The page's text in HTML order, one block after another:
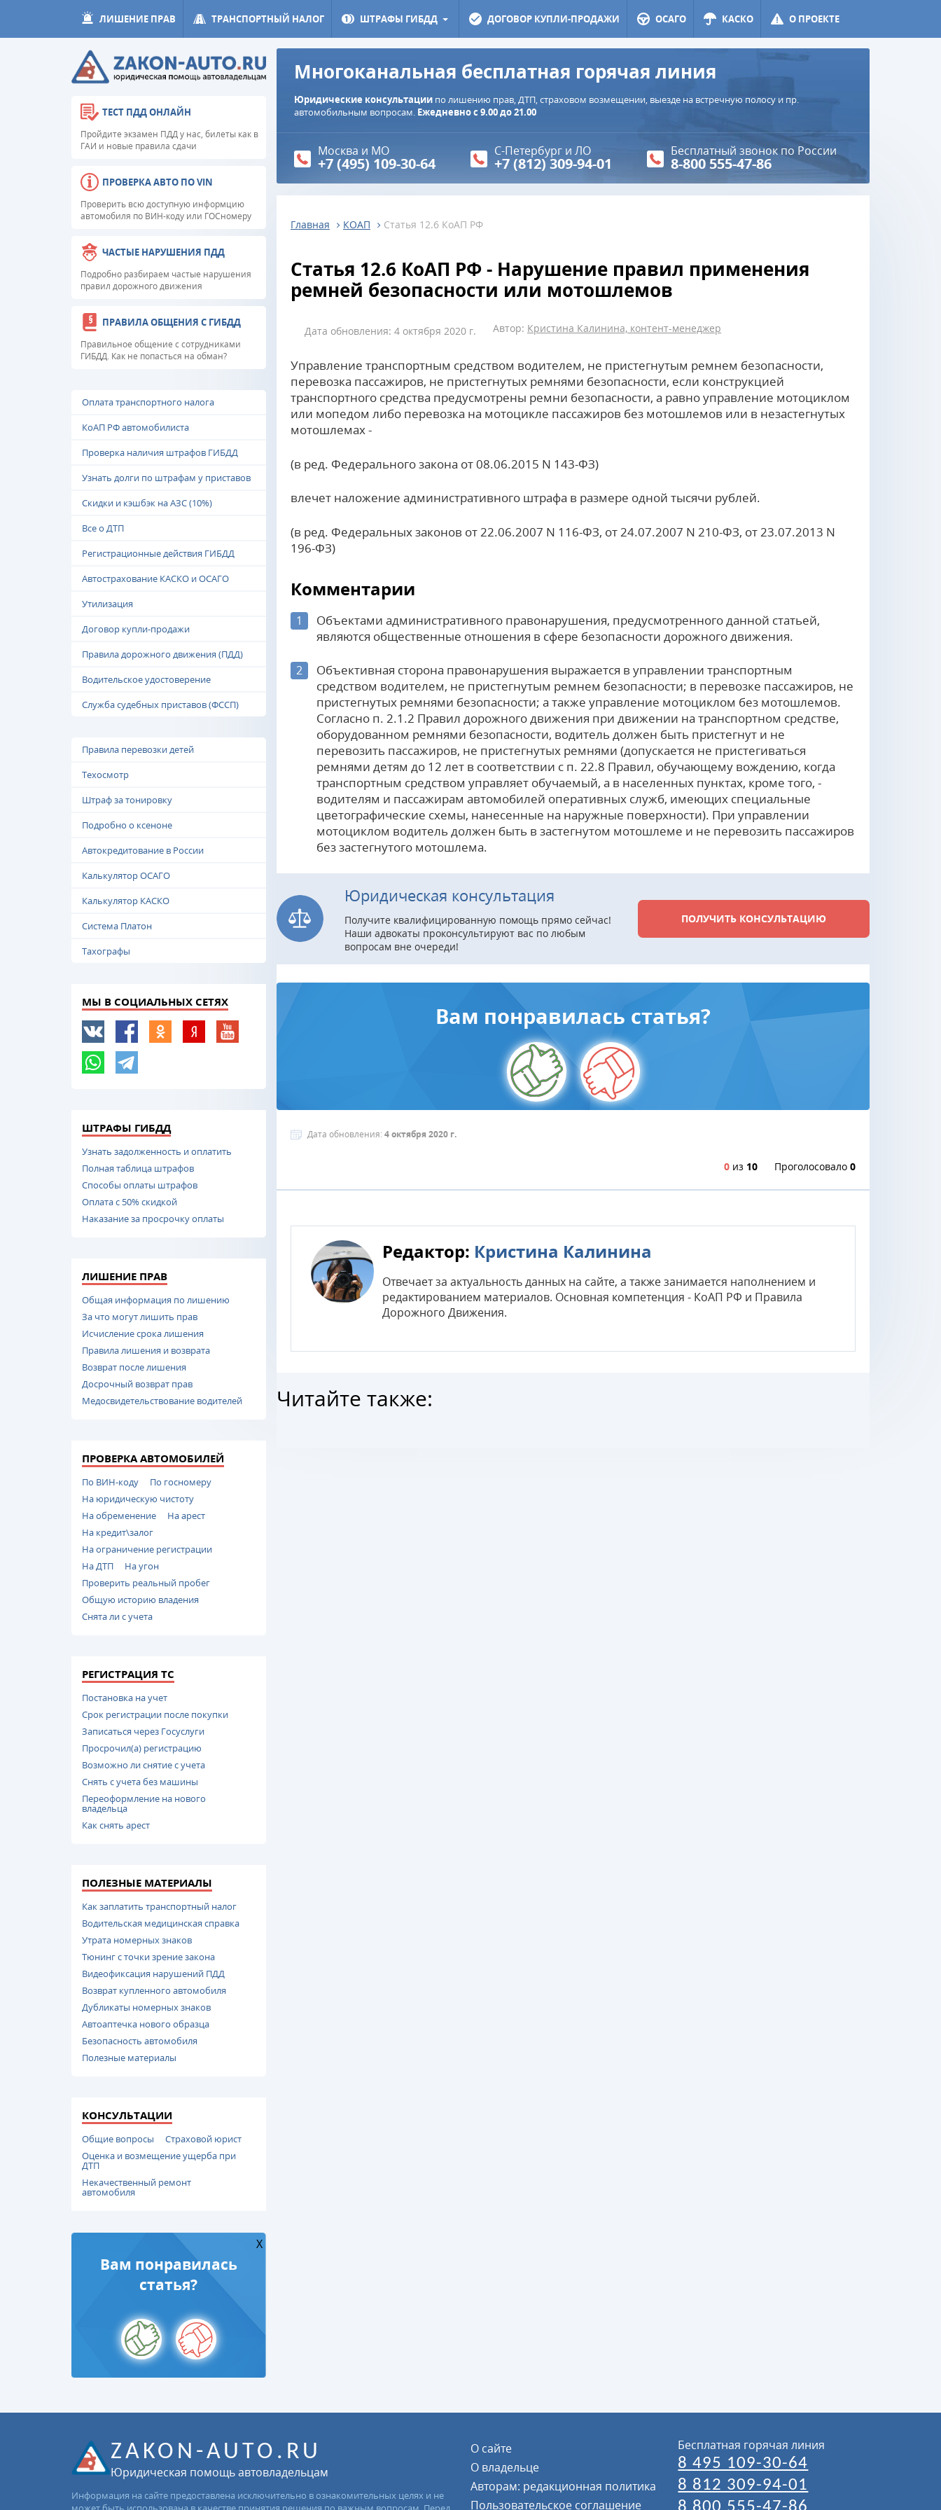
ЛИШЕНИЕ ПРАВ ТРАНСПОРТНЫЙ НАЛОГ ШТРАФЫ ГИБДД ДОГОВОР КУПЛИ-ПРОДАЖИ ОСАГО КАСКО О ПРОЕКТЕ
Многоканальная бесплатная горячая линия
Юридические консультации по лишению прав, ДТП, страховом возмещении, выезде на встречную полосу и пр.
автомобильным вопросам. Ежедневно с 9.00 до 21.00
Москва и МО
+7 (495) 109-30-64
С-Петербург и ЛО
+7 (812) 309-94-01
Бесплатный звонок по России
8-800 555-47-86
Главная КОАП Статья 12.6 КоАП РФ
Статья 12.6 КоАП РФ - Нарушение правил применения
ремней безопасности или мотошлемов
Дата обновления: 4 октября 2020 г. Автор: Кристина Калинина, контент-менеджер
Управление транспортным средством водителем, не пристегнутым ремнем безопасности,
перевозка пассажиров, не пристегнутых ремнями безопасности, если конструкцией
транспортного средства предусмотрены ремни безопасности, а равно управление мотоциклом
или мопедом либо перевозка на мотоцикле пассажиров без мотошлемов или в незастегнутых
мотошлемах -
(в ред. Федерального закона от 08.06.2015 N 143-ФЗ)
влечет наложение административного штрафа в размере одной тысячи рублей.
(в ред. Федеральных законов от 22.06.2007 N 116-ФЗ, от 24.07.2007 N 210-ФЗ, от 23.07.2013 N
196-ФЗ)
Комментарии
1
Объектами административного правонарушения, предусмотренного данной статьей,
являются общественные отношения в сфере безопасности дорожного движения.
2
Объективная сторона правонарушения выражается в управлении транспортным
средством водителем, не пристегнутым ремнем безопасности; в перевозке пассажиров, не
пристегнутых ремнями безопасности; а также управление мотоциклом без мотошлемов.
Согласно п. 2.1.2 Правил дорожного движения при движении на транспортном средстве,
оборудованном ремнями безопасности, водитель должен быть пристегнут и не
перевозить пассажиров, не пристегнутых ремнями (допускается не пристегиваться
ремнями детям до 12 лет в соответствии с п. 22.8 Правил, обучающему вождению, когда
транспортным средством управляет обучаемый, а в населенных пунктах, кроме того, -
водителям и пассажирам автомобилей оперативных служб, имеющих специальные
цветографические схемы, нанесенные на наружные поверхности). При управлении
мотоциклом водитель должен быть в застегнутом мотошлеме и не перевозить пассажиров
без застегнутого мотошлема.
Юридическая консультация
Получите квалифицированную помощь прямо сейчас!
Наши адвокаты проконсультируют вас по любым
вопросам вне очереди!
ПОЛУЧИТЬ КОНСУЛЬТАЦИЮ
Вам понравилась статья?
Дата обновления: 4 октября 2020 г.
0 из 10 Проголосовало 0
Редактор: Кристина Калинина
Отвечает за актуальность данных на сайте, а также занимается наполнением и
редактированием материалов. Основная компетенция - КоАП РФ и Правила
Дорожного Движения.
Читайте также:
ТЕСТ ПДД ОНЛАЙН
Пройдите экзамен ПДД у нас, билеты как в
ГАИ и новые правила сдачи
ПРОВЕРКА АВТО ПО VIN
Проверить всю доступную информцию
автомобиля по ВИН-коду или ГОСномеру
ЧАСТЫЕ НАРУШЕНИЯ ПДД
Подробно разбираем частые нарушения
правил дорожного движения
ПРАВИЛА ОБЩЕНИЯ С ГИБДД
Правильное общение с сотрудниками
ГИБДД. Как не попасться на обман?
Оплата транспортного налога
КоАП РФ автомобилиста
Проверка наличия штрафов ГИБДД
Узнать долги по штрафам у приставов
Скидки и кэшбэк на АЗС (10%)
Все о ДТП
Регистрационные действия ГИБДД
Автострахование КАСКО и ОСАГО
Утилизация
Договор купли-продажи
Правила дорожного движения (ПДД)
Водительское удостоверение
Служба судебных приставов (ФССП)
Правила перевозки детей
Техосмотр
Штраф за тонировку
Подробно о ксеноне
Автокредитование в России
Калькулятор ОСАГО
Калькулятор КАСКО
Система Платон
Тахографы
МЫ В СОЦИАЛЬНЫХ СЕТЯХ
ШТРАФЫ ГИБДД
Узнать задолженность и оплатить
Полная таблица штрафов
Способы оплаты штрафов
Оплата с 50% скидкой
Наказание за просрочку оплаты
ЛИШЕНИЕ ПРАВ
Общая информация по лишению
За что могут лишить прав
Исчисление срока лишения
Правила лишения и возврата
Возврат после лишения
Досрочный возврат прав
Медосвидетельствование водителей
ПРОВЕРКА АВТОМОБИЛЕЙ
По ВИН-коду
По госномеру
На юридическую чистоту
На обременение
На арест
На кредит\залог
На ограничение регистрации
На ДТП
На угон
Проверить реальный пробег
Общую историю владения
Снята ли с учета
РЕГИСТРАЦИЯ ТС
Постановка на учет
Срок регистрации после покупки
Записаться через Госуслуги
Просрочил(а) регистрацию
Возможно ли снятие с учета
Снять с учета без машины
Переоформление на нового
владельца
Как снять арест
ПОЛЕЗНЫЕ МАТЕРИАЛЫ
Как заплатить транспортный налог
Водительская медицинская справка
Утрата номерных знаков
Тюнинг с точки зрение закона
Видеофиксация нарушений ПДД
Возврат купленного автомобиля
Дубликаты номерных знаков
Автоаптечка нового образца
Безопасность автомобиля
Полезные материалы
КОНСУЛЬТАЦИИ
Общие вопросы
Страховой юрист
Оценка и возмещение ущерба при
ДТП
Некачественный ремонт
автомобиля
X
Вам понравилась
статья?
ZAKON-AUTO.RU
Юридическая помощь автовладельцам
Информация на сайте предоставлена исключительно в ознакомительных целях и не
О сайте
О владельце
Авторам: редакционная политика
Пользовательское соглашение
Бесплатная горячая линия
8 495 109-30-64
8 812 309-94-01